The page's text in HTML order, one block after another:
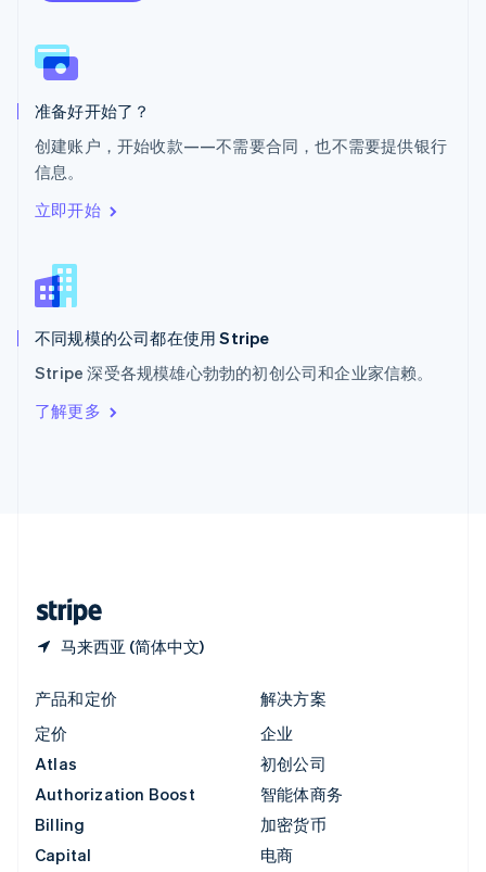
准备好开始了？
创建账户，开始收款——不需要合同，也不需要提供银行
信息。
立即开始
不同规模的公司都在使用 Stripe
Stripe 深受各规模雄心勃勃的初创公司和企业家信赖。
了解更多
马来西亚 (简体中文)
斯洛文尼亚
English
泰国
ไทยEnglish
English
西班牙
Español
新加坡
新西兰
English
匈牙利
English
ItalianoEnglish
English
产品和定价
定价
Atlas
Authorization Boost
Billing
Capital
解决方案
企业
初创公司
智能体商务
加密货币
电商